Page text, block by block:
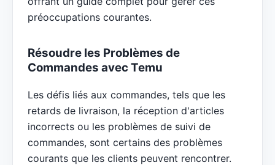
préoccupations courantes.
Résoudre les Problèmes de
Commandes avec Temu
Les défis liés aux commandes, tels que les
retards de livraison, la réception d'articles
incorrects ou les problèmes de suivi de
commandes, sont certains des problèmes
courants que les clients peuvent rencontrer.